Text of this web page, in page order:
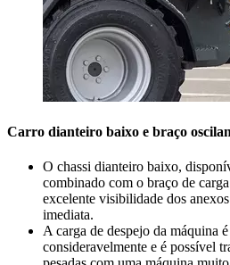
Carro dianteiro baixo e braço
O chassi dianteiro baixo,
combinado com o braço de
excelente visibilidade dos
imediata.
A carga de despejo da máquina
consideravelmente e é possível